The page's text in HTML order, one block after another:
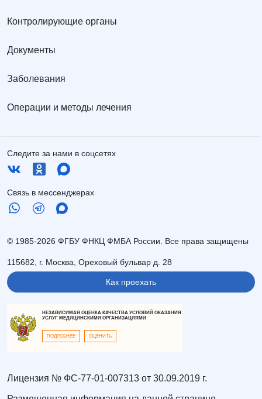
Контролирующие органы
Документы
Заболевания
Операции и методы лечения
Следите за нами в соцсетях
Связь в мессенджерах
© 1985-2026 ФГБУ ФНКЦ ФМБА России. Все права защищены
115682, г. Москва, Ореховый бульвар д. 28
Как проехать
НЕЗАВИСИМАЯ ОЦЕНКА КАЧЕСТВА УСЛОВИЙ ОКАЗАНИЯ
УСЛУГ МЕДИЦИНСКИМИ ОРГАНИЗАЦИЯМИ
ПОДРОБНЕЕ ОЦЕНИТЬ
Лицензия № ФС-77-01-007313 от 30.09.2019 г.